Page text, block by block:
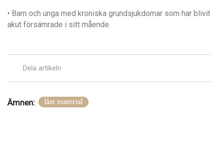
• Barn och unga med kroniska grundsjukdomar som har blivit
akut försämrade i sitt mående.
Dela artikeln
Ämnen: låst material